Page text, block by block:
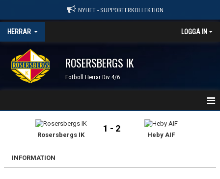
NYHET - SUPPORTERKOLLEKTION
HERRAR LOGGA IN
ROSERSBERGS IK
Fotboll Herrar Div 4/6
KALENDER
Rosersbergs IK
1 - 2
Heby AIF
INFORMATION